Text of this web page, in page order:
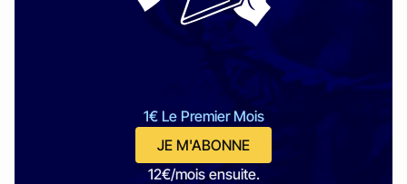
1€ Le Premier Mois
JE M'ABONNE
12€/mois ensuite.